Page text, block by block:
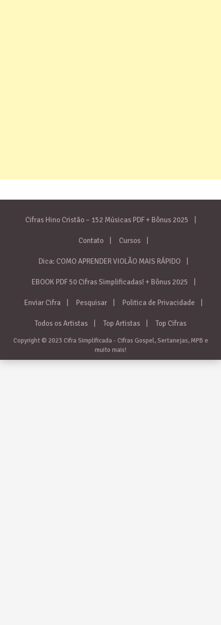
Cifras Hino Cristão – 152 Músicas PDF + Bônus 2025
Contato Cursos
Dica: COMO APRENDER VIOLÃO MAIS RÁPIDO
EBOOK PDF 50 Cifras Simplificadas! + Bônus 2025
Enviar Cifra Pesquisar Politica de Privacidade
Todos os Artistas Top Artistas Top Cifras
Copyright © 2023 Cifra Simplificada - Cifras Gospel, Sertanejas, MPB e
muito mais!